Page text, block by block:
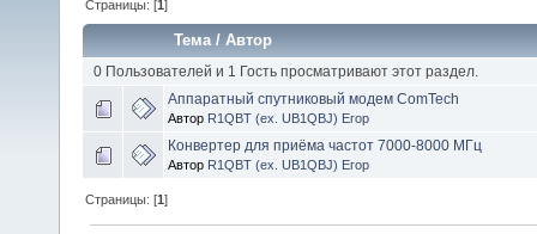
Страницы: [1]
Тема/Автор
0 Пользователей и 1 Гость просматривают этот раздел.
Аппаратный спутниковый модем ComTech
Автор R1QBT (ex. UB1QBJ) Егор
Конвертер для приёма частот 7000-8000 МГц
Автор R1QBT (ex. UB1QBJ) Егор
Страницы: [1]